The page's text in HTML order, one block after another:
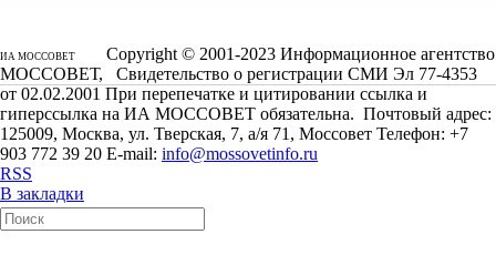
ИА МОССОВЕТ
Copyright © 2001-2023 Информационное агентство
МОССОВЕТ, Свидетельство о регистрации СМИ Эл 77-4353
от 02.02.2001 При перепечатке и цитировании ссылка и
гиперссылка на ИА МОССОВЕТ обязательна. Почтовый адрес:
125009, Москва, ул. Тверская, 7, а/я 71, Моссовет Телефон: +7
903 772 39 20 E-mail: info@mossovetinfo.ru
RSS
В закладки